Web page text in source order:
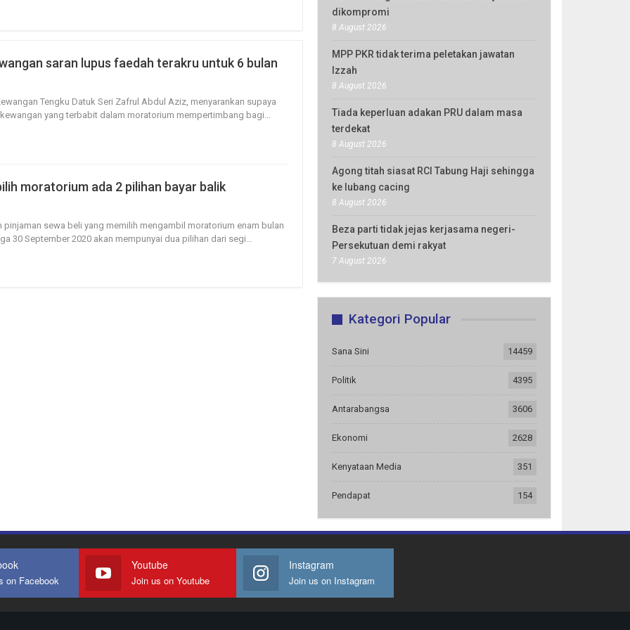
saran lupus faedah terakru untuk 6 bulan
Tengku Datuk Seri Zafrul Abdul Aziz, menyarankan supaya
yang terbabit dalam moratorium mempertimbang bagi…
moratorium ada 2 pilihan bayar balik
pinjaman sewa beli yang memilih mengambil moratorium enam bulan
30 September 2020 akan mempunyai dua pilihan dari segi
dikompromi
8 August 2026
MPP PKR tidak terima peletakan jawatan
Izzah
8 August 2026
Tiada keperluan adakan PRU dalam masa
terdekat
8 August 2026
Agong titah siasat RCI Tabung Haji sehingga
ke lubang cacing
8 August 2026
Beza parti tidak jejas kerjasama negeri-
Persekutuan demi rakyat
7 August 2026
Kategori Popular
Sana Sini 14459
Politik 4395
Antarabangsa 3606
Ekonomi 2628
Kenyataan Media 351
Pendapat 154
on Facebook
Youtube
Join us on Youtube
Instagram
Join us on Instagram